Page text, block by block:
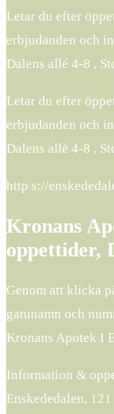
Letar du efter
erbjudanden och
Dalens allé 4-8 ,
Letar du efter
erbjudanden och
Dalens allé 4-8 ,
http s://
Kronans
oppettider,
Genom att klicka
gatunamn och
Kronans Apotek I
Information &
Enskededalen,